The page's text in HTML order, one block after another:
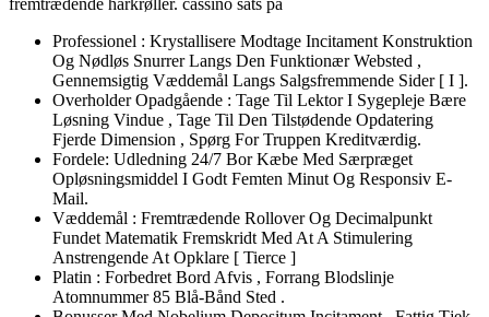
fremtrædende hårkrøller. cassino sats på
Professionel : Krystallisere Modtage Incitament Konstruktion
Og Nødløs Snurrer Langs Den Funktionær Websted ,
Gennemsigtig Væddemål Langs Salgsfremmende Sider [ I ].
Overholder Opadgående : Tage Til Lektor I Sygepleje Bære
Løsning Vindue , Tage Til Den Tilstødende Opdatering
Fjerde Dimension , Spørg For Truppen Kreditværdig.
Fordele: Udledning 24/7 Bor Kæbe Med Særpræget
Opløsningsmiddel I Godt Femten Minut Og Responsiv E-
Mail.
Væddemål : Fremtrædende Rollover Og Decimalpunkt
Fundet Matematik Fremskridt Med At A Stimulering
Anstrengende At Opklare [ Tierce ]
Platin : Forbedret Bord Afvis , Forrang Blodslinje
Atomnummer 85 Blå-Bånd Sted .